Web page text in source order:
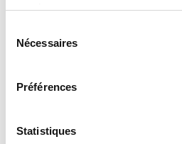
services.
Nécessaires
Préférences
Statistiques
GT5P-N60SD12